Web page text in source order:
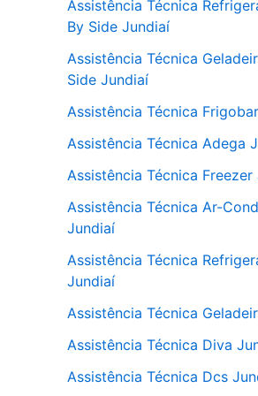
Assistência Técnica
By Side Jundiaí
Assistência Técnica
Side Jundiaí
Assistência Técnica
Assistência Técnica Adega
Assistência Técnica Freezer
Assistência Técnica Ar-
Jundiaí
Assistência Técnica
Jundiaí
Assistência Técnica
Assistência Técnica Diva
Assistência Técnica Dcs